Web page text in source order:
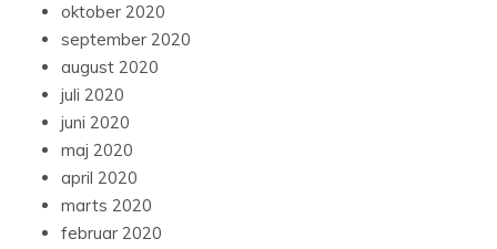
oktober 2020
september 2020
august 2020
juli 2020
juni 2020
maj 2020
april 2020
marts 2020
februar 2020